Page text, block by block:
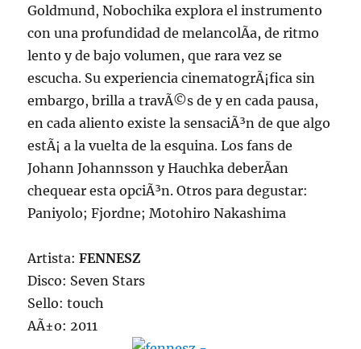
Goldmund, Nobochika explora el instrumento
con una profundidad de melancolÃ­a, de ritmo
lento y de bajo volumen, que rara vez se
escucha. Su experiencia cinematogrÃ¡fica sin
embargo, brilla a travÃ©s de y en cada pausa,
en cada aliento existe la sensaciÃ³n de que algo
estÃ¡ a la vuelta de la esquina. Los fans de
Johann Johannsson y Hauchka deberÃ­an
chequear esta opciÃ³n. Otros para degustar:
Paniyolo; Fjordne; Motohiro Nakashima
Artista:FENNESZ
Disco: Seven Stars
Sello: touch
AÃ±o: 2011